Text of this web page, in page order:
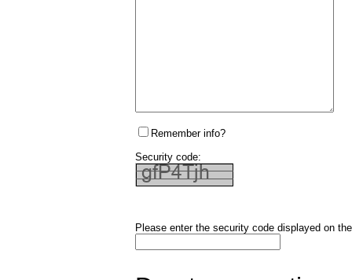
Remember info?
Security code:
Please enter the security code displayed on